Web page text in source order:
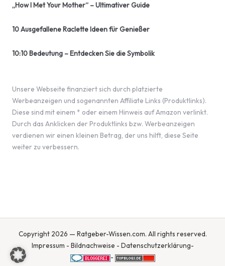
„How I Met Your Mother“ – Ultimativer Guide
10 Ausgefallene Raclette Ideen für Genießer
10:10 Bedeutung – Entdecken Sie die Symbolik
Unsere Webseite finanziert sich durch platzierte
Werbeanzeigen und sogenannten Affiliate Links (Produktlinks).
Diese sind mit einem * oder einem Hinweis auf Amazon verlinkt.
Durch das Anklicken der Produktlinks bzw. Werbeanzeigen
verdienen wir einen kleinen Betrag, der uns hilft, diese Seite
weiter zu verbessern.
Copyright 2026 — Ratgeber-Wissen.com. All rights reserved.
Impressum - Bildnachweise - Datenschutzerklärung-
-